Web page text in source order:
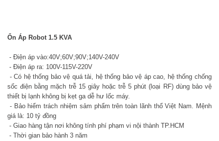
Ổn Áp Robot 1.5 KVA
- Điện áp vào:40V;60V;90V;140V-240V
- Điện áp ra: 100V-115V-220V
- Có hệ thống bảo vệ quá tải, hệ thống bảo vệ áp cao, hệ thống chống
sốc điện bằng mặch trễ 15 giây hoặc trễ 5 phút (loại RF) dùng bảo vệ
thiết bị lạnh không bị kẹt ga dễ hư lốc máy.
- Bảo hiểm trách nhiệm sảm phẩm trên toàn lãnh thổ Việt Nam. Mệnh
giá là: 10 tỷ đồng
- Giao hàng tận nơi không tính phí phạm vi nội thành TP.HCM
- Thời gian bảo hành 3 năm